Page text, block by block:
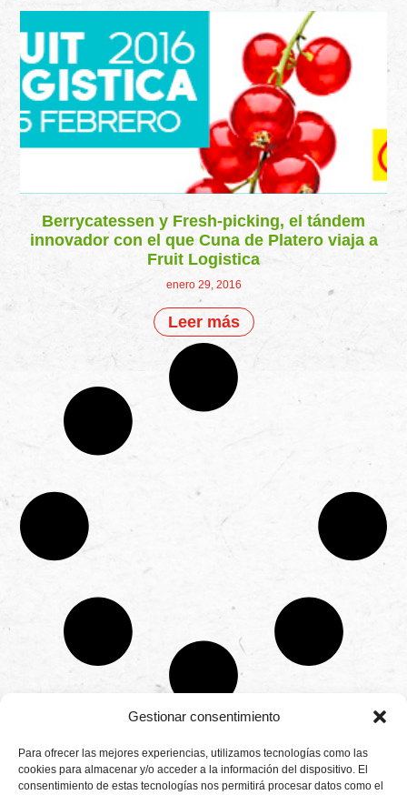
Gestionar consentimiento
Para ofrecer las mejores experiencias, utilizamos tecnologías como las
cookies para almacenar y/o acceder a la información del dispositivo. El
consentimiento de estas tecnologías nos permitirá procesar datos como el
Berrycatessen y Fresh-picking, el tándem
innovador con el que Cuna de Platero viaja a
Fruit Logistica
enero 29, 2016
Leer más
Productores
de
CONTÁCTANOS
Camino de
Montemayor s/n
Aviso legal